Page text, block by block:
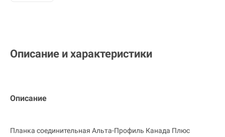
Описание и характеристики
Описание
Планка соединительная Альта-Профиль Канада Плюс